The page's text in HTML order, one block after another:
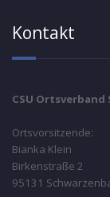
Kontakt
CSU Ortsverband
Ortsvorsitzende:
Bianka Klein
Birkenstraße 2
95131